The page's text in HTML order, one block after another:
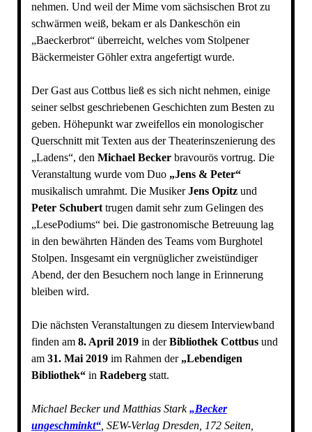
nehmen. Und weil der Mime vom sächsischen Brot zu
schwärmen weiß, bekam er als Dankeschön ein
„Baeckerbrot“ überreicht, welches vom Stolpener
Bäckermeister Göhler extra angefertigt wurde.
Der Gast aus Cottbus ließ es sich nicht nehmen, einige
seiner selbst geschriebenen Geschichten zum Besten zu
geben. Höhepunkt war zweifellos ein monologischer
Querschnitt mit Texten aus der Theaterinszenierung des
„Ladens“, den Michael Beckerbravourös vortrug. Die
Veranstaltung wurde vom Duo „Jens & Peter“
musikalisch umrahmt. Die MusikerJens Opitzund
Peter Schuberttrugen damit sehr zum Gelingen des
„LesePodiums“ bei. Die gastronomische Betreuung lag
in den bewährten Händen des Teams vom Burghotel
Stolpen. Insgesamt ein vergnüglicher zweistündiger
Abend, der den Besuchern noch lange in Erinnerung
bleiben wird.
Die nächsten Veranstaltungen zu diesem Interviewband
finden am 8. April 2019in derBibliothek Cottbusund
am 31. Mai 2019im Rahmen der „Lebendigen
Bibliothek“in Radebergstatt.
Michael Becker und Matthias Stark„Becker
ungeschminkt“, SEW-Verlag Dresden, 172 Seiten,